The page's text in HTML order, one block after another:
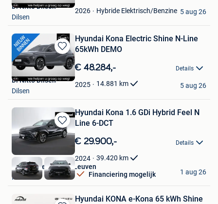
Favorieten2026 Hybride Elektrisch/Benzine
Di Nitto Dilsen
Dilsen
5 aug 26
Bewaren
in
Favorieten
Hyundai Kona Electric Shine N-Line
65kWh DEMO
€ 48.284,- Details
2025 14.881 km
Di Nitto Dilsen
Dilsen
5 aug 26
Bewaren
in
Favorieten
Hyundai Kona 1.6 GDi Hybrid Feel N
Line 6-DCT
€ 29.900,- Details
2024 39.420 km
Financiering mogelijk
Van Mossel Citroen Leuven
Herent
1 aug 26
Hyundai KONA e-Kona 65 kWh Shine